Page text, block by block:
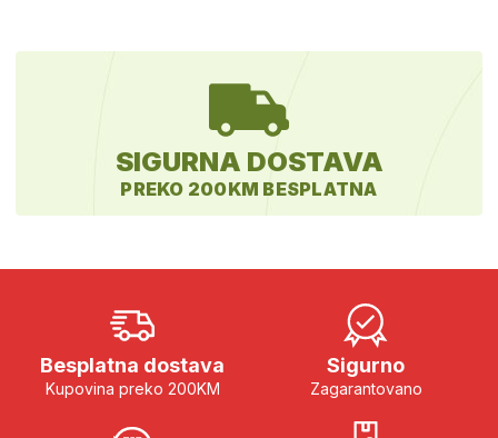
SIGURNA DOSTAVA
PREKO 200KM BESPLATNA
Besplatna dostava
Kupovina preko 200KM
Sigurno
Zagarantovano